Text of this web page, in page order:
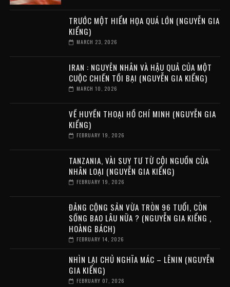
TRƯỚC MỘT HIỂM HỌA QUÁ LỚN (NGUYỄN GIA
KIỂNG)
MARCH 23, 2026
IRAN : NGUYÊN NHÂN VÀ HẬU QUẢ CỦA MỘT
CUỘC CHIẾN TỒI BẠI (NGUYỄN GIA KIỂNG)
MARCH 10, 2026
VỀ HUYỀN THOẠI HỒ CHÍ MINH (NGUYỄN GIA
KIỂNG)
FEBRUARY 19, 2026
TANZANIA, VÀI SUY TƯ TỪ CỘI NGUỒN CỦA
NHÂN LOẠI (NGUYỄN GIA KIỂNG)
FEBRUARY 19, 2026
ĐẢNG CỘNG SẢN VỪA TRÒN 96 TUỔI, CÒN
SỐNG BAO LÂU NỮA ? (NGUYỄN GIA KIỂNG ,
HOÀNG BÁCH)
FEBRUARY 14, 2026
NHÌN LẠI CHỦ NGHĨA MÁC – LÊNIN (NGUYỄN
GIA KIỂNG)
FEBRUARY 07, 2026